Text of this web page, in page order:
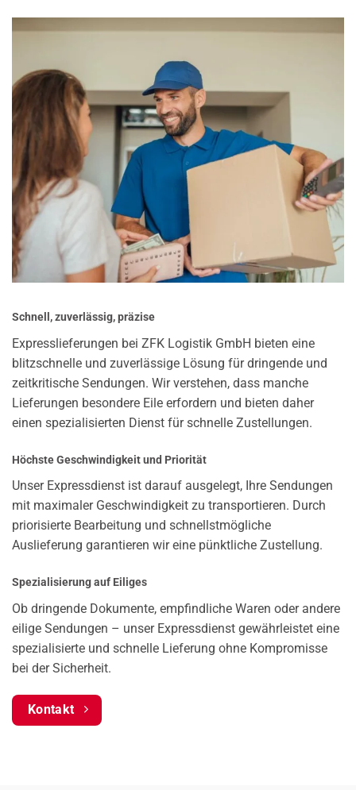
Schnell, zuverlässig, präzise
Expresslieferungen bei ZFK Logistik GmbH bieten eine
blitzschnelle und zuverlässige Lösung für dringende und
zeitkritische Sendungen. Wir verstehen, dass manche
Lieferungen besondere Eile erfordern und bieten daher
einen spezialisierten Dienst für schnelle Zustellungen.
Höchste Geschwindigkeit und Priorität
Unser Expressdienst ist darauf ausgelegt, Ihre Sendungen
mit maximaler Geschwindigkeit zu transportieren. Durch
priorisierte Bearbeitung und schnellstmögliche
Auslieferung garantieren wir eine pünktliche Zustellung.
Spezialisierung auf Eiliges
Ob dringende Dokumente, empfindliche Waren oder andere
eilige Sendungen – unser Expressdienst gewährleistet eine
spezialisierte und schnelle Lieferung ohne Kompromisse
bei der Sicherheit.
Kontakt